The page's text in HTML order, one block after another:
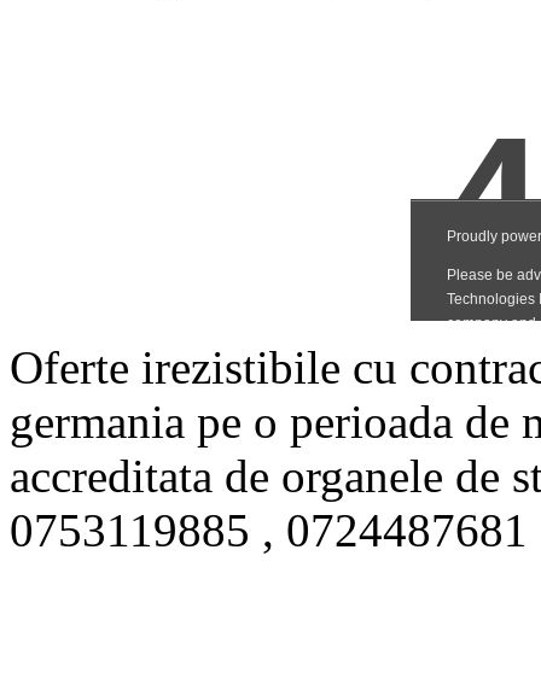
Oferte irezistibile cu
germania pe o perioada
accreditata de organele de
0753119885 ,